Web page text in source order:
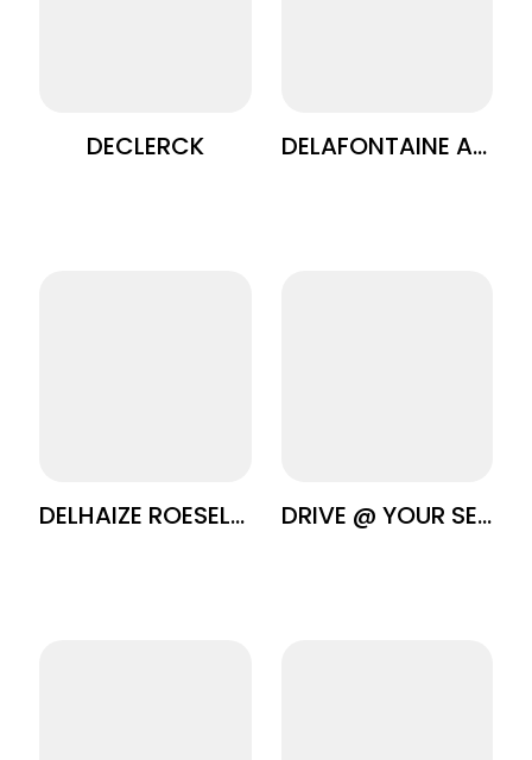
DECLERCK DELAFONTAINE ARCHITECTEN
DELHAIZE ROESELARE DRIVE @ YOUR SERVICE